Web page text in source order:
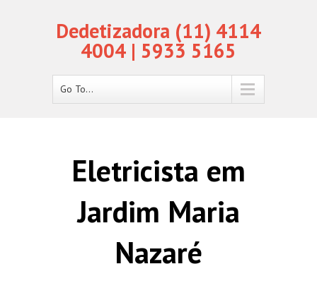
Dedetizadora (11) 4114
4004 | 5933 5165
Go To...
Eletricista em
Jardim Maria
Nazaré